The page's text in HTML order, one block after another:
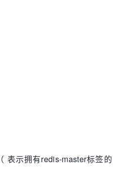
示拥有redis-master标签的